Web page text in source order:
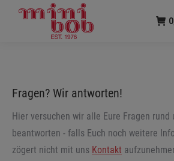
Fragen? Wir antworten!
Hier versuchen wir alle Eure Fragen rund
beantworten - falls Euch noch weitere
zögert nicht mit uns Kontakt